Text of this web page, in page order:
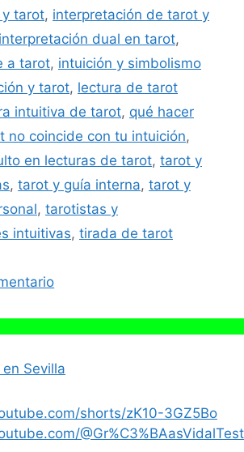
tarot, interpretación de tarot y
interpretación dual en tarot,
a tarot, intuición y simbolismo
y tarot, lectura de tarot
intuitiva de tarot, qué hacer
no coincide con tu intuición,
en lecturas de tarot, tarot y
, tarot y guía interna, tarot y
, tarotistas y
intuitivas, tirada de tarot
Sevilla
shorts/zK10-3GZ5Bo